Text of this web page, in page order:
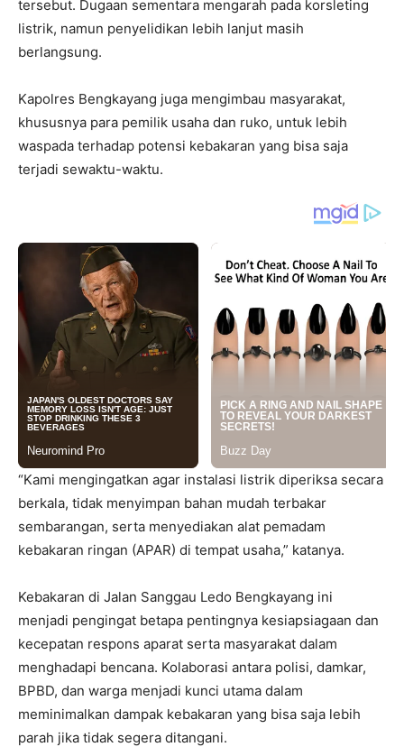
tersebut. Dugaan sementara mengarah pada korsleting
listrik, namun penyelidikan lebih lanjut masih
berlangsung.
Kapolres Bengkayang juga mengimbau masyarakat,
khususnya para pemilik usaha dan ruko, untuk lebih
waspada terhadap potensi kebakaran yang bisa saja
terjadi sewaktu-waktu.
“Kami mengingatkan agar instalasi listrik diperiksa secara
berkala, tidak menyimpan bahan mudah terbakar
sembarangan, serta menyediakan alat pemadam
kebakaran ringan (APAR) di tempat usaha,” katanya.
Kebakaran di Jalan Sanggau Ledo Bengkayang ini
menjadi pengingat betapa pentingnya kesiapsiagaan dan
kecepatan respons aparat serta masyarakat dalam
menghadapi bencana. Kolaborasi antara polisi, damkar,
BPBD, dan warga menjadi kunci utama dalam
meminimalkan dampak kebakaran yang bisa saja lebih
parah jika tidak segera ditangani.